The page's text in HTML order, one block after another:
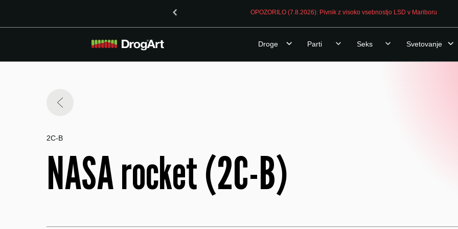
OPOZORILO (7.8.2026): Pivnik z visoko vsebnostjo LSD v Mariboru
Droge Parti Seks Svetovanje
2C-B
NASA rocket (2C-B)